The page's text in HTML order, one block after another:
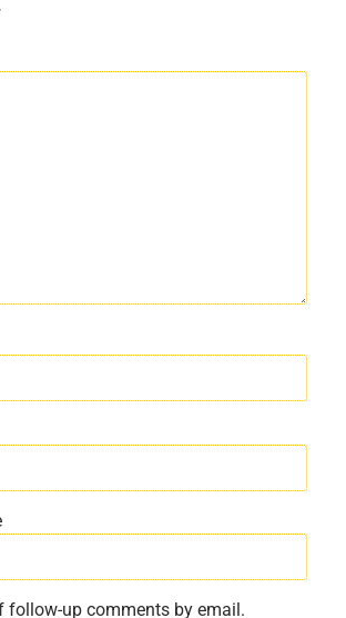
follow-up comments by email.